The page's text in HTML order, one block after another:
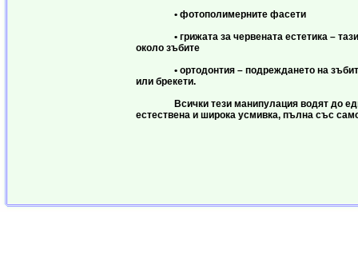
• фотополимерните фасети
• грижата за червената естетика – тази
около зъбите
• ортодонтия – подреждането на
или брекети.
Всички тези манипулация водят до
естествена и широка усмивка, пълна със